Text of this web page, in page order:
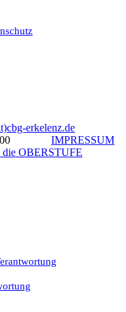
erkelenz.de
13h00 IMPRESSUM
OBERSTUFE